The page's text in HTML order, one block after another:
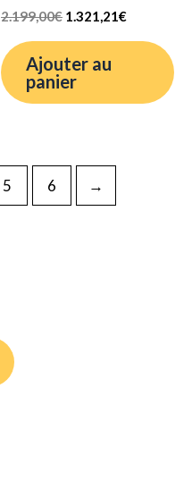
2.199,00€ 1.321,21€
Ajouter au
panier
5 6 →